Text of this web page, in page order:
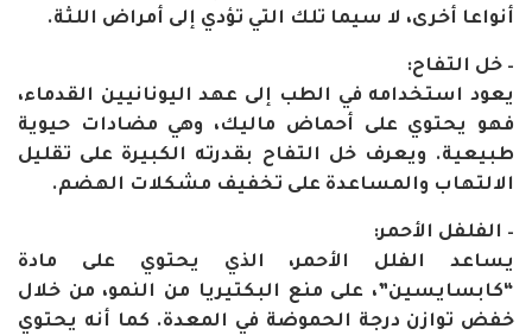
أنواعا أخرى، لا سيما تلك التي تؤدي إلى أمراض اللثة.
– خل التفاح:
يعود استخدامه في الطب إلى عهد اليونانيين القدماء،
فهو يحتوي على أحماض ماليك، وهي مضادات حيوية
طبيعية. ويعرف خل التفاح بقدرته الكبيرة على تقليل
الالتهاب والمساعدة على تخفيف مشكلات الهضم.
– الفلفل الأحمر:
يساعد الفلل الأحمر، الذي يحتوي على مادة
“كابسايسين”، على منع البكتيريا من النمو، من خلال
خفض توازن درجة الحموضة في المعدة. كما أنه يحتوي